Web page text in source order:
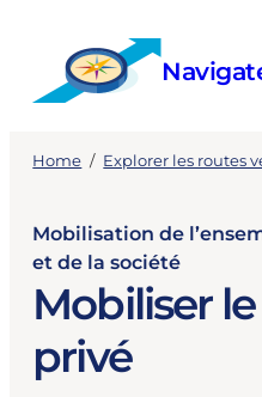
content
Home / Explorer les routes
Mobilisation de
et de la société
Mobiliser
privé